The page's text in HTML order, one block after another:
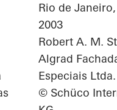
Rio de
2003
Robert A. M.
Algrad
Especiais Ltda.
© Schüco